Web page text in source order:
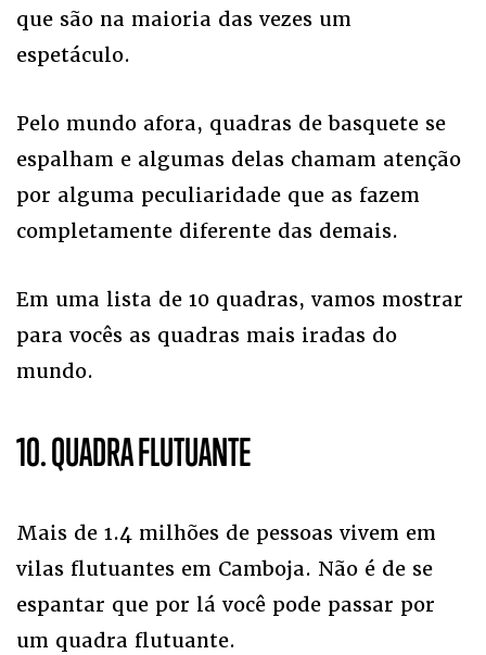
que são na maioria das vezes um
espetáculo.
Pelo mundo afora, quadras de basquete se
espalham e algumas delas chamam atenção
por alguma peculiaridade que as fazem
completamente diferente das demais.
Em uma lista de 10 quadras, vamos mostrar
para vocês as quadras mais iradas do
mundo.
10. QUADRA FLUTUANTE
Mais de 1.4 milhões de pessoas vivem em
vilas flutuantes em Camboja. Não é de se
espantar que por lá você pode passar por
um quadra flutuante.